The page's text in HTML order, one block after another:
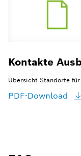
Kontakte
Übersicht Standorte
PDF-Download